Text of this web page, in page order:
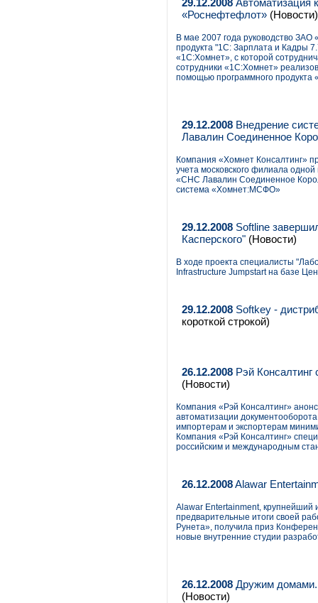
29.12.2008 Автоматизация
«Роснефтефлот» (Новости)
В мае 2007 года руководство
продукта "1С: Зарплата и Кадры
«1С:Хомнет», с которой
сотрудники «1С:Хомнет»
помощью программного продукта
29.12.2008 Внедрение
Лавалин Соединенное
Компания «Хомнет Консалтинг»
учета московского филиала
«СНС Лавалин Соединенное
система «Хомнет:МСФО»
29.12.2008 Softline
Касперского" (Новости)
В ходе проекта специалисты
Infrastructure Jumpstart на базе
29.12.2008 Softkey -
короткой строкой)
26.12.2008 Рэй
(Новости)
Компания «Рэй Консалтинг»
автоматизации
импортерам и экспортерам
Компания «Рэй Консалтинг»
российским и международным
26.12.2008Alawar
Alawar Entertainment, крупнейший
предварительные итоги своей
Рунета», получила приз
новые внутренние студии
26.12.2008 Дружим домами.
(Новости)